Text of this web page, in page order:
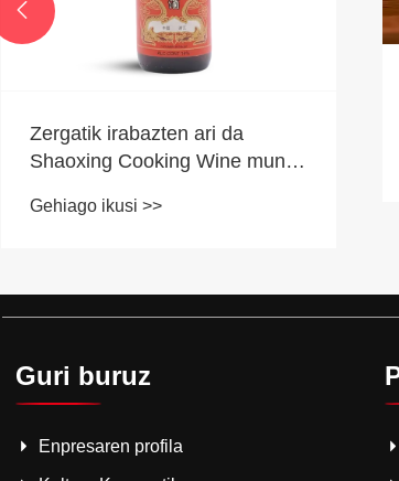
Zergatik irabazten ari da
Shaoxing Cooking Wine mundu
aurrekaririk gabeko ospea
Gehiago ikusi >>

Guri buruz
Enpresaren profila